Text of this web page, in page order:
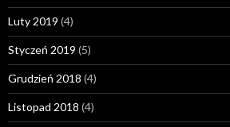
Luty 2019 (4)
Styczeń 2019 (5)
Grudzień 2018 (4)
Listopad 2018 (4)